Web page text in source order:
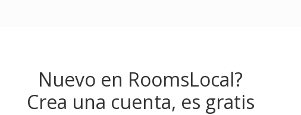
Nuevo en RoomsLocal?
Crea una cuenta, es gratis